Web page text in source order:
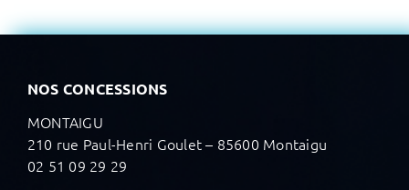
NOS CONCESSIONS
MONTAIGU
210 rue Paul-Henri Goulet – 85600 Montaigu
02 51 09 29 29